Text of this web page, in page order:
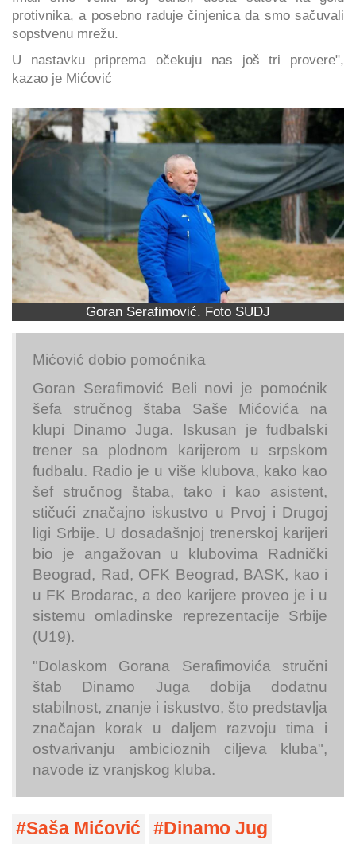
protivnika, a posebno raduje činjenica da smo sačuvali
sopstvenu mrežu.
U nastavku priprema očekuju nas još tri provere",
kazao je Mićović
Goran Serafimović. Foto SUDJ
Mićović dobio pomoćnika
Goran Serafimović Beli novi je pomoćnik
šefa stručnog štaba Saše Mićovića na
klupi Dinamo Juga. Iskusan je fudbalski
trener sa plodnom karijerom u srpskom
fudbalu. Radio je u više klubova, kako kao
šef stručnog štaba, tako i kao asistent,
stičući značajno iskustvo u Prvoj i Drugoj
ligi Srbije. U dosadašnjoj trenerskoj karijeri
bio je angažovan u klubovima Radnički
Beograd, Rad, OFK Beograd, BASK, kao i
u FK Brodarac, a deo karijere proveo je i u
sistemu omladinske reprezentacije Srbije
(U19).
"Dolaskom Gorana Serafimovića stručni
štab Dinamo Juga dobija dodatnu
stabilnost, znanje i iskustvo, što predstavlja
značajan korak u daljem razvoju tima i
ostvarivanju ambicioznih ciljeva kluba",
navode iz vranjskog kluba.
Saša Mićović
Dinamo Jug